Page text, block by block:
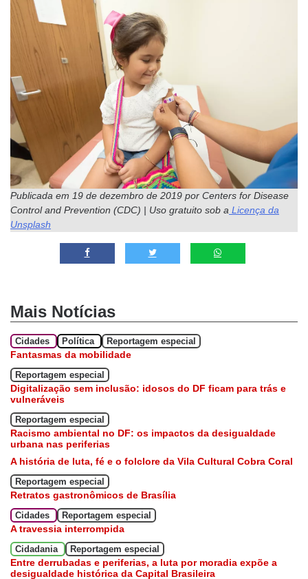
Publicada em 19 de dezembro de 2019 por Centers for Disease
Control and Prevention (CDC) | Uso gratuito sob a Licença da
Unsplash
Mais Notícias
Cidades Política Reportagem especial
Fantasmas da mobilidade
Reportagem especial
Digitalização sem inclusão: idosos do DF ficam para trás e
vulneráveis
Reportagem especial
Racismo ambiental no DF: os impactos da desigualdade
urbana nas periferias
A história de luta, fé e o folclore da Vila Cultural Cobra Coral
Reportagem especial
Retratos gastronômicos de Brasília
Cidades Reportagem especial
A travessia interrompida
Cidadania Reportagem especial
Entre derrubadas e periferias, a luta por moradia expõe a
desigualdade histórica da Capital Brasileira